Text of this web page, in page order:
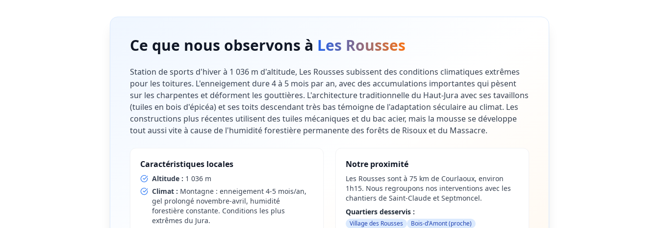
Ce que nous observons à Les Rousses
Station de sports d'hiver à 1 036 m d'altitude, Les Rousses subissent des conditions climatiques extrêmes
pour les toitures. L'enneigement dure 4 à 5 mois par an, avec des accumulations importantes qui pèsent
sur les charpentes et déforment les gouttières. L'architecture traditionnelle du Haut-Jura avec ses tavaillons
(tuiles en bois d'épicéa) et ses toits descendant très bas témoigne de l'adaptation séculaire au climat. Les
constructions plus récentes utilisent des tuiles mécaniques et du bac acier, mais la mousse se développe
tout aussi vite à cause de l'humidité forestière permanente des forêts de Risoux et du Massacre.
Caractéristiques locales
Altitude : 1 036 m
Climat : Montagne : enneigement 4-5 mois/an,
gel prolongé novembre-avril, humidité
forestière constante. Conditions les plus
extrêmes du Jura.
Notre proximité
Les Rousses sont à 75 km de Courlaoux, environ
1h15. Nous regroupons nos interventions avec les
chantiers de Saint-Claude et Septmoncel.
Quartiers desservis :
Village des Rousses
Bois-d'Amont (proche)